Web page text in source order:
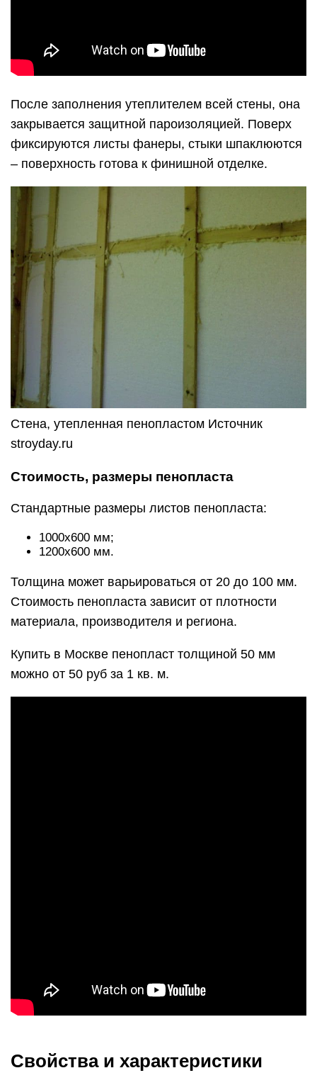
После заполнения утеплителем всей стены, она
закрывается защитной пароизоляцией. Поверх
фиксируются листы фанеры, стыки шпаклюются
– поверхность готова к финишной отделке.
Стена, утепленная пенопластом Источник
stroyday.ru
Стоимость, размеры пенопласта
Стандартные размеры листов пенопласта:
1000х600 мм;
1200х600 мм.
Толщина может варьироваться от 20 до 100 мм.
Стоимость пенопласта зависит от плотности
материала, производителя и региона.
Купить в Москве пенопласт толщиной 50 мм
можно от 50 руб за 1 кв. м.
Свойства и характеристики